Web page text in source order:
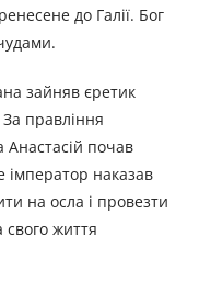
до Галії. Бог
зайняв єретик
правління
почав
імператор наказав
на осла і провезти
свого життя